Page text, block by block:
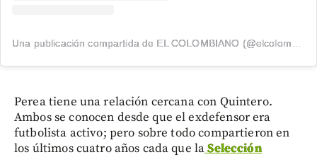
Perea tiene una relación cercana con Quintero.
Ambos se conocen desde que el exdefensor era
futbolista activo; pero sobre todo compartieron en
los últimos cuatro años cada que laSelección